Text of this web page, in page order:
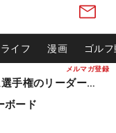
メルマガ登録
ライフ 漫画 ゴル
松山英樹ら出場 ウィンダム選手権のリーダーボード
ード